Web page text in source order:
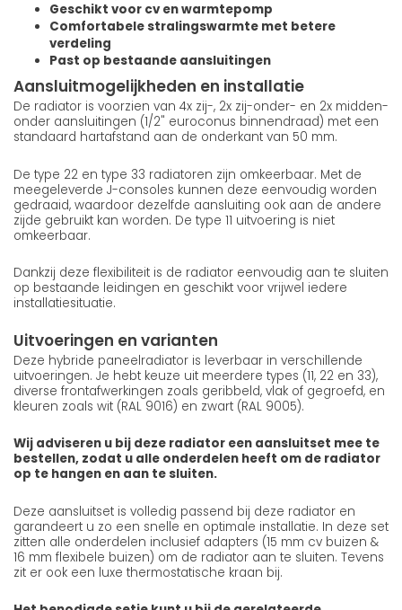
Geschikt voor cv en warmtepomp
Comfortabele stralingswarmte met betere
verdeling
Past op bestaande aansluitingen
Aansluitmogelijkheden en installatie
De radiator is voorzien van 4x zij-, 2x zij-onder- en 2x midden-
onder aansluitingen (1/2" euroconus binnendraad) met een
standaard hartafstand aan de onderkant van 50 mm.
De type 22 en type 33 radiatoren zijn omkeerbaar. Met de
meegeleverde J-consoles kunnen deze eenvoudig worden
gedraaid, waardoor dezelfde aansluiting ook aan de andere
zijde gebruikt kan worden. De type 11 uitvoering is niet
omkeerbaar.
Dankzij deze flexibiliteit is de radiator eenvoudig aan te sluiten
op bestaande leidingen en geschikt voor vrijwel iedere
installatiesituatie.
Uitvoeringen en varianten
Deze hybride paneelradiator is leverbaar in verschillende
uitvoeringen. Je hebt keuze uit meerdere types (11, 22 en 33),
diverse frontafwerkingen zoals geribbeld, vlak of gegroefd, en
kleuren zoals wit (RAL 9016) en zwart (RAL 9005).
Wij adviseren u bij deze radiator een aansluitset mee te
bestellen, zodat u alle onderdelen heeft om de radiator
op te hangen en aan te sluiten.
Deze aansluitset is volledig passend bij deze radiator en
garandeert u zo een snelle en optimale installatie. In deze set
zitten alle onderdelen inclusief adapters (15 mm cv buizen &
16 mm flexibele buizen) om de radiator aan te sluiten. Tevens
zit er ook een luxe thermostatische kraan bij.